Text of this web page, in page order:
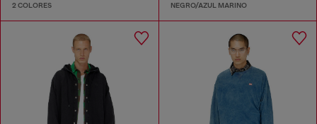
2 COLORES NEGRO/AZUL MARINO